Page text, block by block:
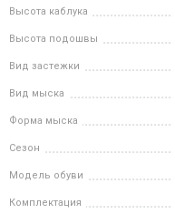
Высота каблука
Высота подошвы
Вид застежки
Вид мыска
Форма мыска
Сезон
Модель обуви
Комплектация